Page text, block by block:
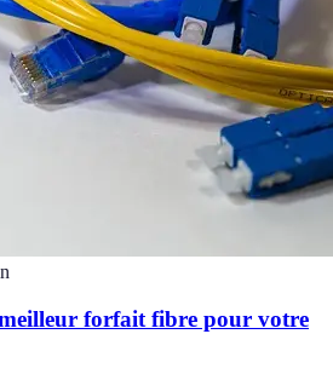
forfait fibre pour votre